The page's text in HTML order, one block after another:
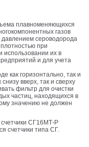
плавноменяющихся
газов
сероводорода
при
использовании их в
и для учета
как горизонтально, так и
вверх, так и сверху
фильтр для очистки
частиц, находящихся в
значению не должен
СГ16МТ-Р
счетчики типа СГ.